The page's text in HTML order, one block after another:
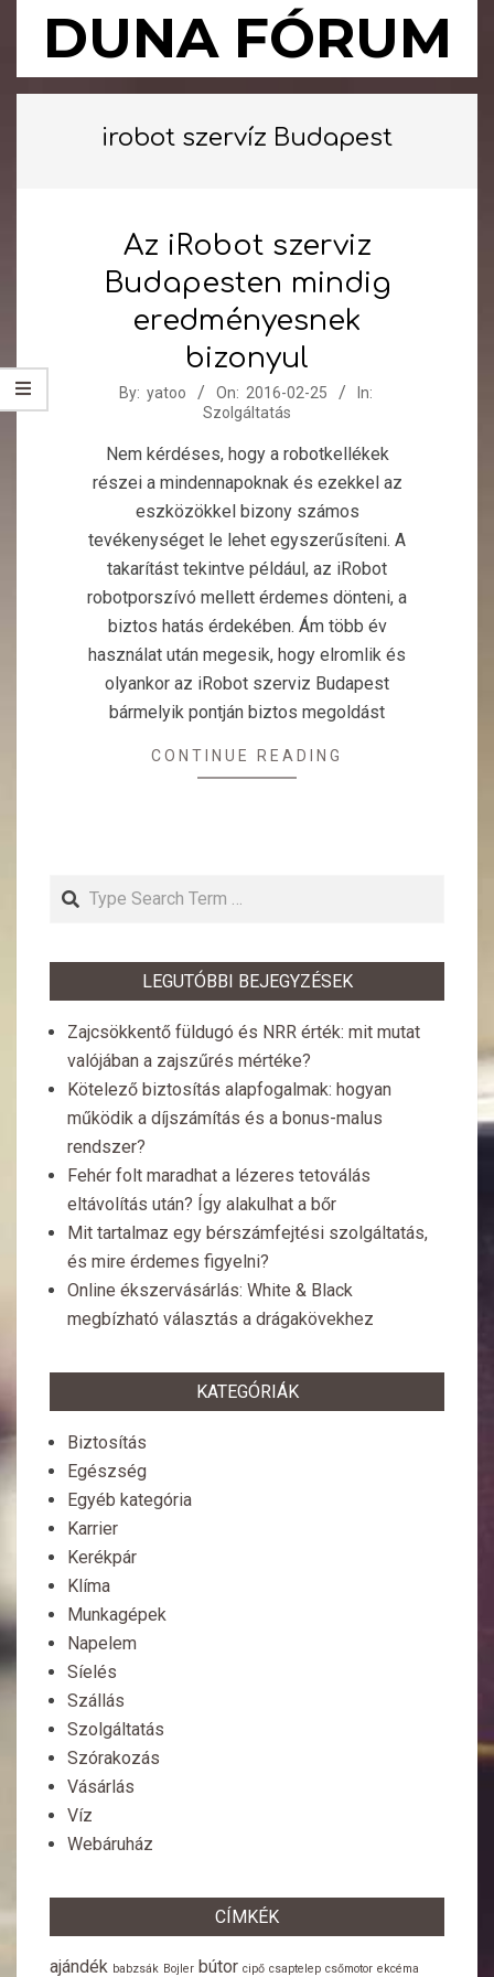
DUNA FÓRUM
Primary
irobot szervíz Budapest
Az iRobot szerviz
Budapesten mindig
eredményesnek
bizonyul
2016-By: yatoo On: 2016-02-25
In:
Szolgáltatás
Nem kérdéses, hogy a robotkellékek
részei a mindennapoknak és ezekkel az
eszközökkel bizony számos
tevékenységet le lehet egyszerűsíteni. A
takarítást tekintve például, az iRobot
robotporszívó mellett érdemes dönteni, a
biztos hatás érdekében. Ám több év
használat után megesik, hogy elromlik és
olyankor az iRobot szerviz Budapest
bármelyik pontján biztos megoldást
CONTINUE READING
Search
LEGUTÓBBI BEJEGYZÉSEK
Zajcsökkentő füldugó és NRR érték: mit mutat
valójában a zajszűrés mértéke?
Kötelező biztosítás alapfogalmak: hogyan
működik a díjszámítás és a bonus-malus
rendszer?
Fehér folt maradhat a lézeres tetoválás
eltávolítás után? Így alakulhat a bőr
Mit tartalmaz egy bérszámfejtési szolgáltatás,
és mire érdemes figyelni?
Online ékszervásárlás: White & Black
megbízható választás a drágakövekhez
KATEGÓRIÁK
Biztosítás
Egészség
Egyéb kategória
Karrier
Kerékpár
Klíma
Munkagépek
Napelem
Síelés
Szállás
Szolgáltatás
Szórakozás
Vásárlás
Víz
Webáruház
CÍMKÉK
ajándék babzsák Bojler bútor cipő csaptelep csőmotor ekcéma